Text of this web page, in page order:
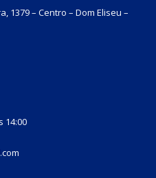
1379 – Centro – Dom Eliseu –
14:00